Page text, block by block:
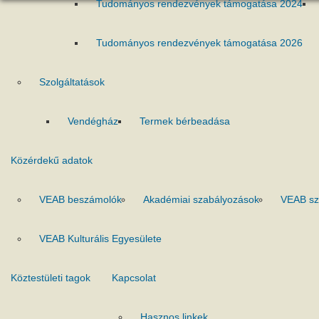
Tudományos rendezvények támogatása 2024
Tudományos rendezvények támogatása 2026
Szolgáltatások
Vendégház Termek bérbeadása
Közérdekű adatok
VEAB beszámolók Akadémiai szabályozások VEAB
VEAB Kulturális Egyesülete
Köztestületi tagok Kapcsolat